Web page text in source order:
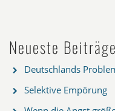
Neueste Beiträge
Deutschlands
Selektive Empörung